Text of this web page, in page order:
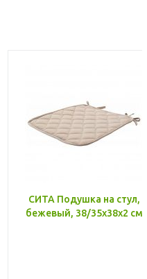
СИТА Подушка на стул,
бежевый, 38/35x38x2 см